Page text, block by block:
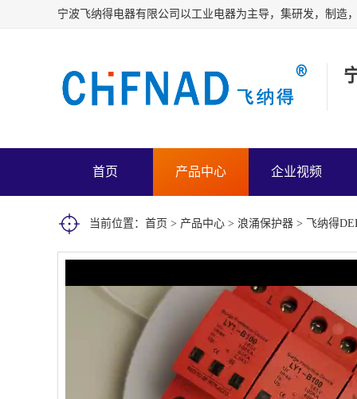
首页 产品中心 企业视频
当前位置： 首页 > 产品中心 > 浪涌保护器 > 飞纳得